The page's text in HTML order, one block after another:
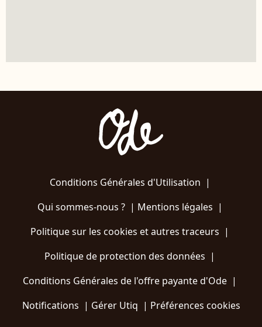
Conditions Générales d'Utilisation |
Qui sommes-nous ?| Mentions légales |
Politique sur les cookies et autres traceurs |
Politique de protection des données |
Conditions Générales de l'offre payante d'Ode |
Notifications | Gérer Utiq | Préférences cookies